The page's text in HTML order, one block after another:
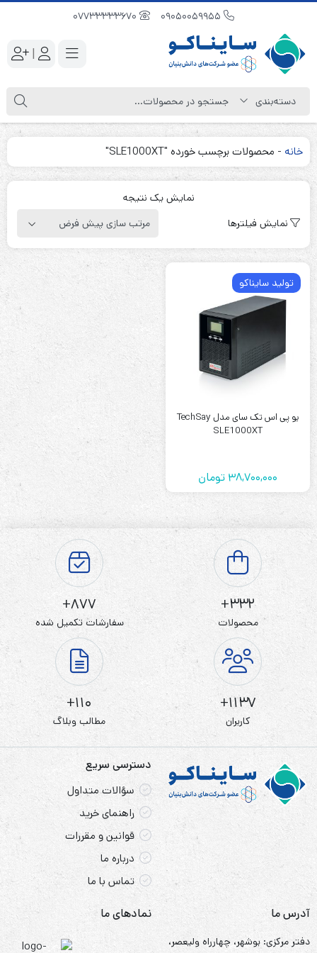
|
خانه - محصولات برچسب خورده "SLE1000XT"
نمایش یک نتیجه
نمایش فیلترها
تولید سایناکو
یو پی اس تک سای مدل TechSay
SLE1000XT
38,700,000 تومان
332+
محصولات
877+
سفارشات تکمیل شده
1137+
کاربران
110+
مطالب وبلاگ
دسترسی سریع
سؤالات متداول
راهنمای خرید
قوانین و مقررات
درباره ما
تماس با ما
آدرس ما
دفتر مرکزی: بوشهر، چهارراه ولیعصر،
نمادهای ما